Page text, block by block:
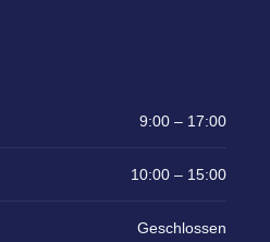
9:00 – 17:00
10:00 – 15:00
Geschlossen